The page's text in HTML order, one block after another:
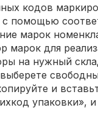
кодов
помощью
марок
марок для
на нужный
и
упаковки», и